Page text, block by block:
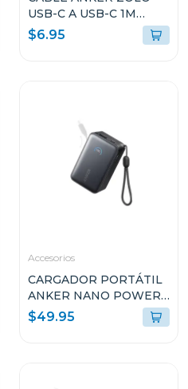
USB-C A USB-C 1M
240W AZUL A8060H31
$6.95
Accesorios
CARGADOR PORTÁTIL
ANKER NANO POWER
BANK 45W 10k USB-C
A1638H11
$49.95